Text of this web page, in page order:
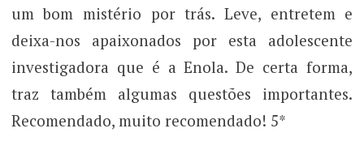
um bom mistério por trás. Leve, entretem e
deixa-nos apaixonados por esta adolescente
investigadora que é a Enola. De certa forma,
traz também algumas questões importantes.
Recomendado, muito recomendado! 5*